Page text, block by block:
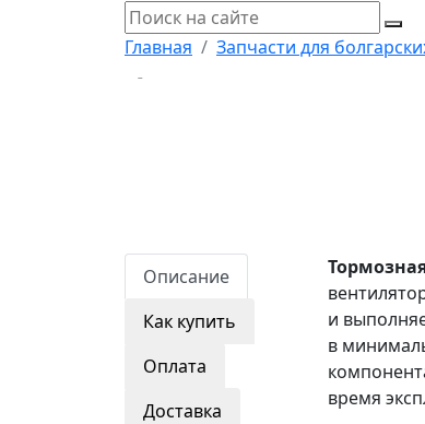
Главная Запчасти для
Описание
Как купить
Оплата
Доставка
и
в
время